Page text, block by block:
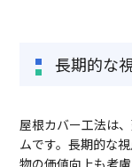
長期的な
屋根カバー工法は
ムです。長期的な
物の価値向上も考